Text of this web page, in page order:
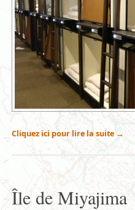
Cliquez ici pour lire la suite →
Île de Miyajima